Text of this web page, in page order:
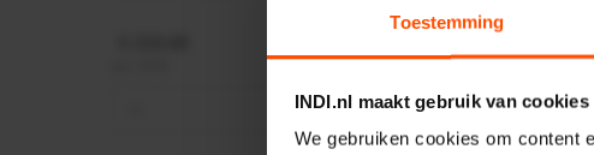
Toestemming
INDI.nl maakt gebruik van cookies
We gebruiken cookies om content
+ −